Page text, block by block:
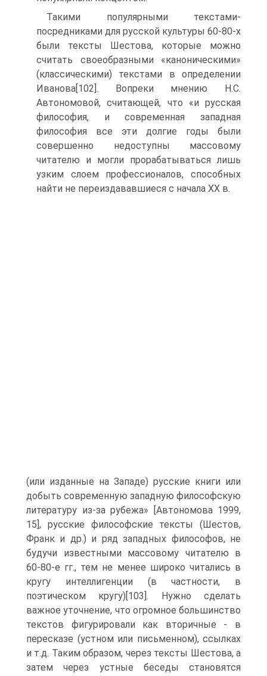
Такими популярными текстами-
посредниками для русской культуры 60-80-х
были тексты Шестова, которые можно
считать своеобразными «каноническими»
(классическими) текстами в определении
Иванова[102]. Вопреки мнению Н.С.
Автономовой, считающей, что «и русская
философия, и современная западная
философия все эти долгие годы были
совершенно недоступны массовому
читателю и могли прорабатываться лишь
узким слоем профессионалов, способных
найти не переиздававшиеся с начала XX в.
(или изданные на Западе) русские книги или
добыть современную западную философскую
литературу из-за рубежа» [Автономова 1999,
15], русские философские тексты (Шестов,
Франк и др.) и ряд западных философов, не
будучи известными массовому читателю в
60-80-е гг., тем не менее широко читались в
кругу интеллигенции (в частности, в
поэтическом кругу)[103]. Нужно сделать
важное уточнение, что огромное большинство
текстов фигурировали как вторичные - в
пересказе (устном или письменном), ссылках
и т.д. Таким образом, через тексты Шестова, а
затем через устные беседы становятся